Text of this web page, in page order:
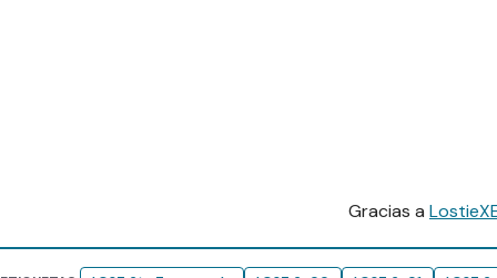
Gracias a